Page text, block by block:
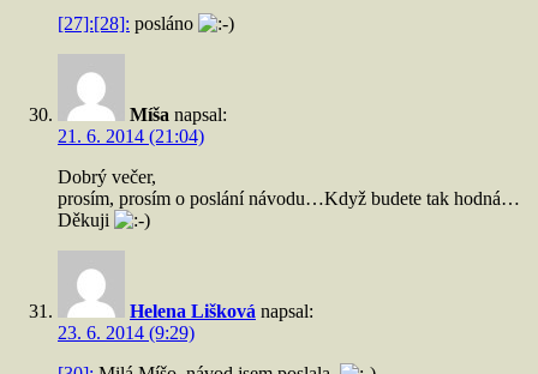
[27]:[28]: posláno
Míša napsal:
21. 6. 2014 (21:04)
Dobrý večer,
prosím, prosím o poslání návodu…Když budete tak hodná…
Děkuji
Helena Lišková napsal:
23. 6. 2014 (9:29)